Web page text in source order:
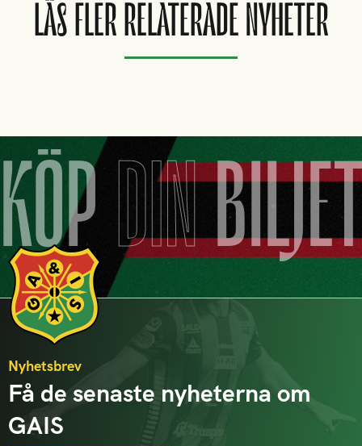
LÄS FLER RELATERADE NYHETER
KÖPDIN
Nyhetsbrev
Få de senaste nyheterna om
GAIS